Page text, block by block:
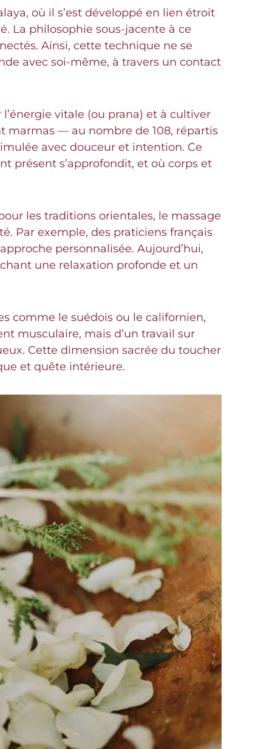
où il s’est développé en lien étroit
La philosophie sous-jacente à ce
Ainsi, cette technique ne se
avec soi-même, à travers un contact
vitale (ou prana) et à cultiver
marmas — au nombre de 108, répartis
avec douceur et intention. Ce
présent s’approfondit, et où corps et
les traditions orientales, le massage
Par exemple, des praticiens français
personnalisée. Aujourd’hui,
une relaxation profonde et un
comme le suédois ou le californien,
musculaire, mais d’un travail sur
Cette dimension sacrée du toucher
et quête intérieure.